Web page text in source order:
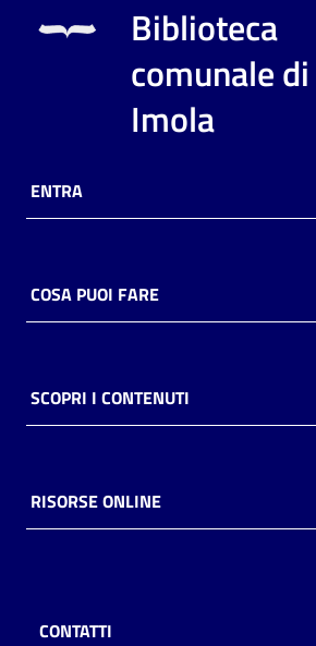
Biblioteca
comunale di
Imola
ENTRA
COSA PUOI FARE
SCOPRI I CONTENUTI
RISORSE ONLINE
CONTATTI